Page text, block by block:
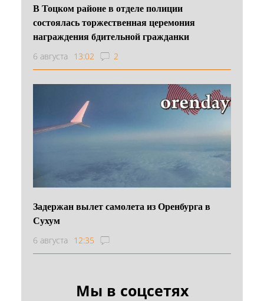
В Тоцком районе в отделе полиции
состоялась торжественная церемония
награждения бдительной гражданки
6 августа 13:02 2
Задержан вылет самолета из Оренбурга в
Сухум
6 августа 12:35
Мы в соцсетях